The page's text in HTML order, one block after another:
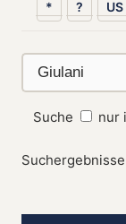
* ?
Suche nur